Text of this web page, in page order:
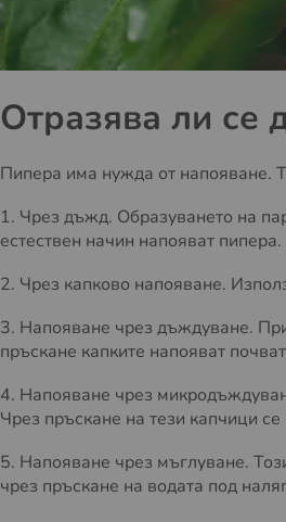
Отразява ли се
Пипера има нужда от напояване.
1. Чрез дъжд. Образуването на
естествен начин напояват пипера.
2. Чрез капково напояване.
3. Напояване чрез дъждуване.
пръскане капките напояват
4. Напояване чрез
Чрез пръскане на тези капчици
5. Напояване чрез мъглуване.
чрез пръскане на водата под